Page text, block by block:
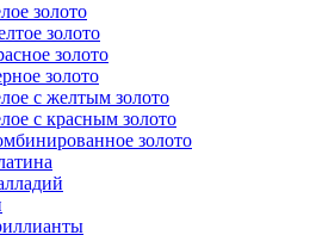
золото
золото
золото
золото
с желтым золото
с красным золото
золото